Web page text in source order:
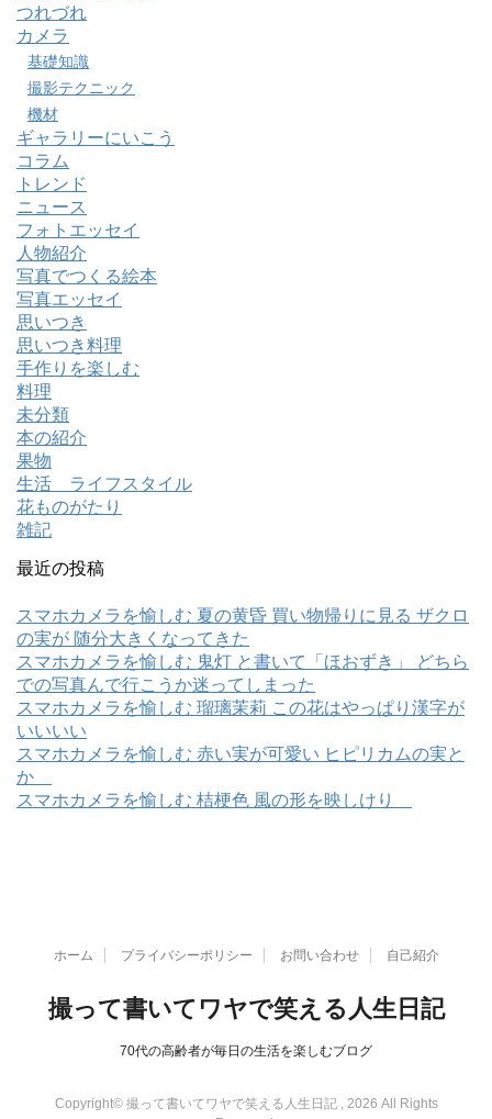
つれづれ
カメラ
基礎知識
撮影テクニック
機材
ギャラリーにいこう
コラム
トレンド
ニュース
フォトエッセイ
人物紹介
写真でつくる絵本
写真エッセイ
思いつき
思いつき料理
手作りを楽しむ
料理
未分類
本の紹介
果物
生活 ライフスタイル
花ものがたり
雑記
最近の投稿
スマホカメラを愉しむ 夏の黄昏 買い物帰りに見る ザクロ
の実が 随分大きくなってきた
スマホカメラを愉しむ 鬼灯 と書いて「ほおずき」 どちら
での写真んで行こうか迷ってしまった
スマホカメラを愉しむ 瑠璃茉莉 この花はやっぱり漢字が
いいいい
スマホカメラを愉しむ 赤い実が可愛い ヒピリカムの実と
か
スマホカメラを愉しむ 桔梗色 風の形を映しけり
ホーム プライバシーポリシー お問い合わせ 自己紹介
撮って書いてワヤで笑える人生日記
70代の高齢者が毎日の生活を楽しむブログ
Copyright© 撮って書いてワヤで笑える人生日記 , 2026 All Rights